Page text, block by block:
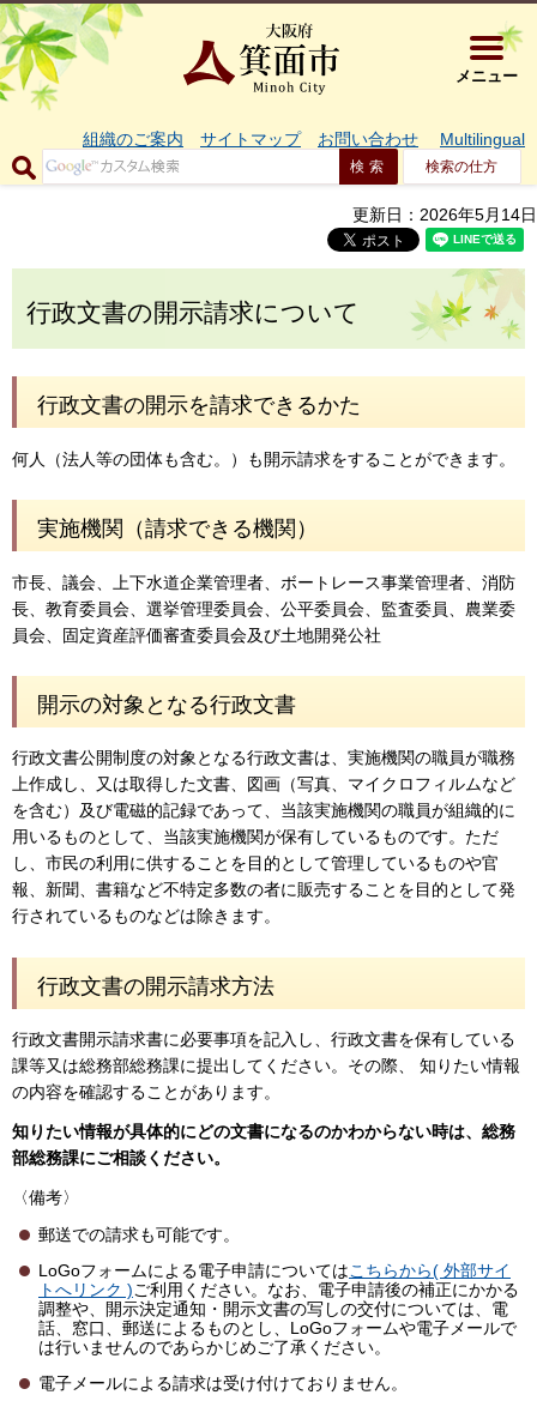
大阪府箕
メニュー
組織のご案内 サイトマップ お問い合わせ Multilingual
検索の仕方
更新日：2026年5月14日
行政文書の開示請求について
行政文書の開示を請求できるかた
何人（法人等の団体も含む。）も開示請求をすることができます。
実施機関（請求できる機関）
市長、議会、上下水道企業管理者、ボートレース事業管理者、消防
長、教育委員会、選挙管理委員会、公平委員会、監査委員、農業委
員会、固定資産評価審査委員会及び土地開発公社
開示の対象となる行政文書
行政文書公開制度の対象となる行政文書は、実施機関の職員が職務
上作成し、又は取得した文書、図画（写真、マイクロフィルムなど
を含む）及び電磁的記録であって、当該実施機関の職員が組織的に
用いるものとして、当該実施機関が保有しているものです。ただ
し、市民の利用に供することを目的として管理しているものや官
報、新聞、書籍など不特定多数の者に販売することを目的として発
行されているものなどは除きます。
行政文書の開示請求方法
行政文書開示請求書に必要事項を記入し、行政文書を保有している
課等又は総務部総務課に提出してください。その際、 知りたい情報
の内容を確認することがあります。
知りたい情報が具体的にどの文書になるのかわからない時は、総務
部総務課にご相談ください。
〈備考〉
郵送での請求も可能です。
LoGoフォームによる電子申請についてはこちらから( 外部サイ
トへリンク )ご利用ください。なお、電子申請後の補正にかかる
調整や、開示決定通知・開示文書の写しの交付については、電
話、窓口、郵送によるものとし、LoGoフォームや電子メールで
は行いませんのであらかじめご了承ください。
電子メールによる請求は受け付けておりません。